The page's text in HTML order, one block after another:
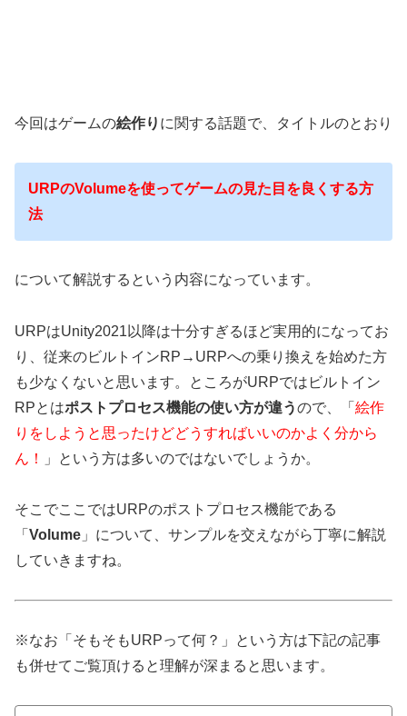
今回はゲームの絵作り に関する話題で、タイトルのとおり
URPのVolumeを使ってゲームの見た目を良くする方
法
について解説するという内容になっています。
URPはUnity2021以降は十分すぎるほど実用的になってお
り、従来のビルトインRP→URPへの乗り換えを始めた方
も少なくないと思います。ところがURPではビルトイン
RPとはポストプロセス機能の使い方が違うので、「 絵作
りをしようと思ったけどどうすればいいのかよく分から
ん！
」という方は多いのではないでしょうか。
そこでここではURPのポストプロセス機能である
「 Volume 」について、サンプルを交えながら丁寧に解説
していきますね。
※なお「そもそもURPって何？」という方は下記の記事
も併せてご覧頂けると理解が深まると思います。